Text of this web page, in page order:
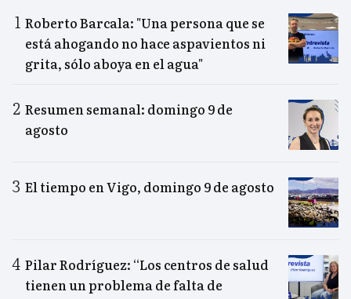
Roberto Barcala: "Una persona que se
está ahogando no hace aspavientos ni
grita, sólo aboya en el agua"
Resumen semanal: domingo 9 de
agosto
El tiempo en Vigo, domingo 9 de agosto
Pilar Rodríguez: “Los centros de salud
tienen un problema de falta de